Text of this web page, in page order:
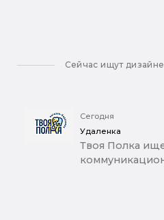
Сейчас ищут
Сегодня
Удаленка
Твоя Полка